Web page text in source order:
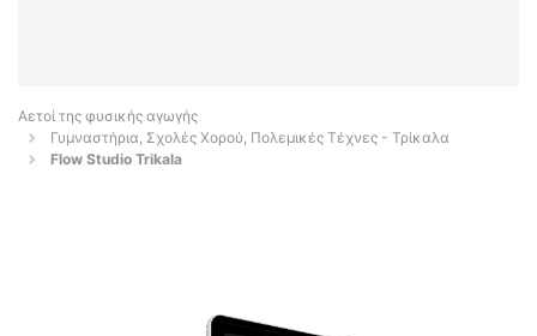
Αετοί της φυσικής αγωγής
Γυμναστήρια, Σχολές Χορού, Πολεμικές Τέχνες - Τρίκαλα
Flow Studio Trikala